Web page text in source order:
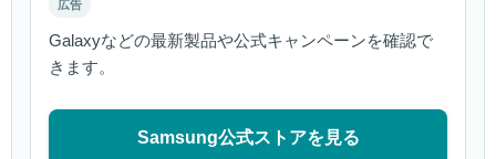
広告
Galaxyなどの最新製品や公式キャンペーンを確認で
きます。
Samsung公式ストアを見る